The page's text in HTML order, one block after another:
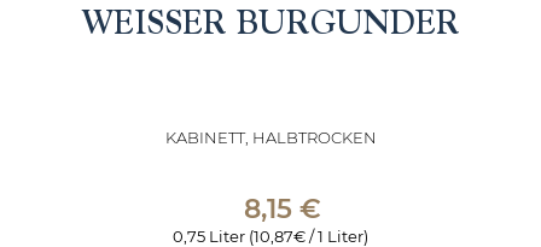
WEISSER BURGUNDER
KABINETT, HALBTROCKEN
8,15 €
0,75 Liter (10,87€ / 1 Liter)